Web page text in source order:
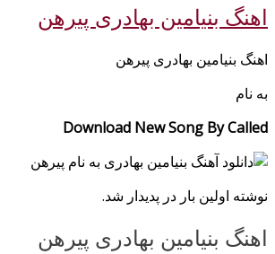
اهنگ بنیامین بهادری پیرهن
اهنگ بنیامین بهادری پیرهن
به نام
Download New Song By Called
نوشته اولین بار در پدیدار شد.
اهنگ بنیامین بهادری پیرهن